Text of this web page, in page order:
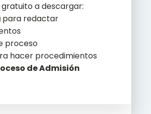
a descargar:
para redactar
proceso
hacer procedimientos
de Admisión